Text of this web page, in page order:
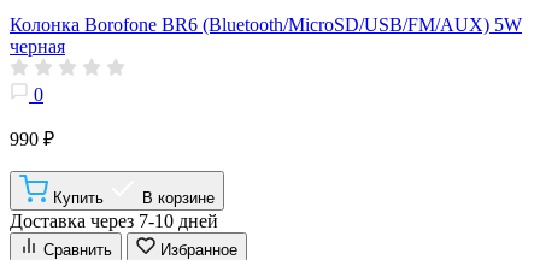
Колонка Borofone BR6 (Bluetooth/MicroSD/USB/FM/AUX) 5W
черная
0
990 ₽
Купить В корзине
Доставка через 7-10 дней
Сравнить Избранное